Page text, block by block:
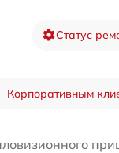
Статус
Корпоративным